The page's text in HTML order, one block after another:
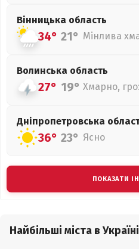
Вінницька область
34° 21° Мінлива
Волинська область
27° 19° Хмарно,
Дніпропетровська
36° 23° Ясно
ПОКАЗАТИ
Найбільші міста в Україні